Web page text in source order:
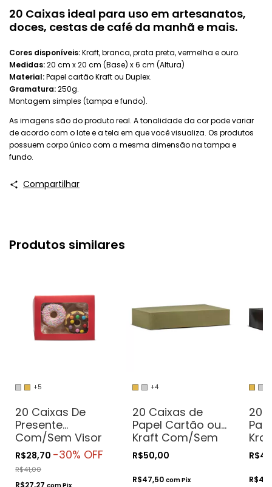
20 Caixas ideal para uso em artesanatos,
doces, cestas de café da manhã e mais.
Cores disponíveis:Kraft, branca, prata preta, vermelha e ouro.
Medidas:20 cm x 20 cm (Base) x 6 cm (Altura)
Material:Papel cartão Kraft ou Duplex.
Gramatura:250g.
Montagem simples (tampa e fundo).
As imagens são do produto real. A tonalidade da cor pode variar
de acordo com o lote e a tela em que você visualiza. Os produtos
possuem corpo único com a mesma dimensão na tampa e
fundo.
Compartilhar
Produtos similares
+5
20 Caixas De
Presente
Com/Sem Visor
- 15x11x3.5 -
Retangulares
R$28,70 -30% OFF
R$41,00
R$27,27
+4
20 Caixas de
Papel Cartão ou
Kraft Com/Sem
Visor - 24x19x4.5
- Para Presentes.
Cosméticos ou
R$50,00
R$47,50 comPix
20